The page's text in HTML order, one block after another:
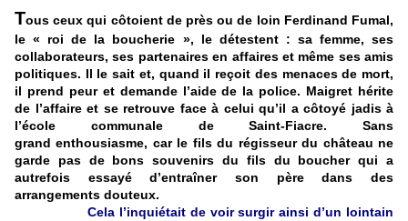
Tous ceux qui côtoient de près ou de loin Ferdinand Fumal,
le « roi de la boucherie », le détestent : sa femme, ses
collaborateurs, ses partenaires en affaires et même ses amis
politiques. Il le sait et, quand il reçoit des menaces de mort,
il prend peur et demande l’aide de la police. Maigret hérite
de l’affaire et se retrouve face à celui qu’il a côtoyé jadis à
l’école communale de Saint-Fiacre. Sans
grand enthousiasme, car le fils du régisseur du château ne
garde pas de bons souvenirs du fils du boucher qui a
autrefois essayé d’entraîner son père dans des
arrangements douteux.
Cela l’inquiétait de voir surgir ainsi d’un lointain